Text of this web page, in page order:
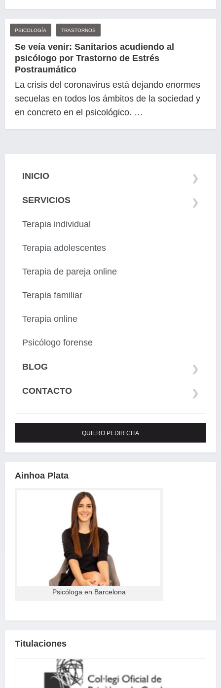
PSICOLOGÍA TRASTORNOS
Se veía venir: Sanitarios acudiendo al
psicólogo por Trastorno de Estrés
Postraumático
La crisis del coronavirus está dejando enormes
secuelas en todos los ámbitos de la sociedad y
en concreto en el psicológico. …
INICIO
SERVICIOS
Terapia individual
Terapia adolescentes
Terapia de pareja online
Terapia familiar
Terapia online
Psicólogo forense
BLOG
CONTACTO
QUIERO PEDIR CITA
Ainhoa Plata
Psicóloga en Barcelona
Titulaciones